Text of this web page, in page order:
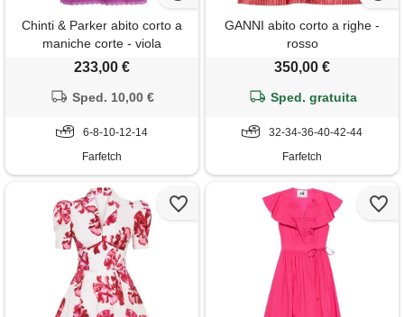
Chinti & Parker abito corto a
maniche corte - viola
233,00 €
Sped. 10,00 €
6-8-10-12-14
Farfetch
GANNI abito corto a righe -
rosso
350,00 €
Sped. gratuita
32-34-36-40-42-44
Farfetch